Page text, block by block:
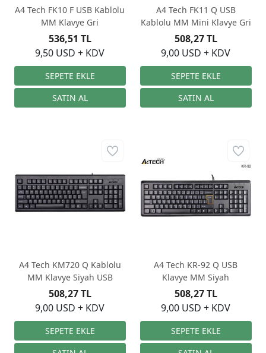
A4 Tech FK10 F USB Kablolu
MM Klavye Gri
9,50 USD + KDV
536,51 TL
A4 Tech FK11 Q USB
Kablolu MM Mini Klavye Gri
9,00 USD + KDV
508,27 TL
A4 Tech KM720 Q Kablolu
MM Klavye Siyah USB
9,00 USD + KDV
508,27 TL
A4 Tech KR-92 Q USB
Klavye MM Siyah
9,00 USD + KDV
508,27 TL